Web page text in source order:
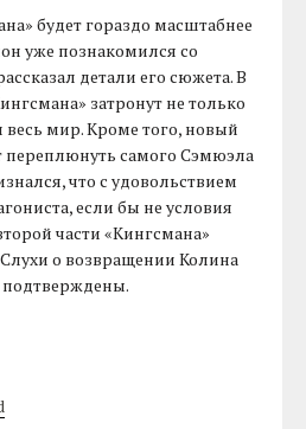
будет гораздо масштабнее
уже познакомился со
детали его сюжета. В
затронут не только
мир. Кроме того, новый
самого Сэмюэла
что с удовольствием
если бы не условия
части «Кингсмана»
Слухи о возвращении Колина